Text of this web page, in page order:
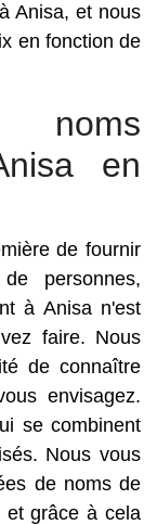
Anisa, et nous
en fonction de
en
de fournir
personnes,
à Anisa n'est
faire. Nous
de connaître
envisagez.
se combinent
Nous vous
de noms de
et grâce à cela